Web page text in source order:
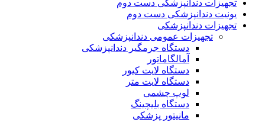
تجهیزات دندانپزشکی دست دوم
یونیت دندانپزشکی دست دوم
تجهیزات دندانپزشکی
تجهیزات عمومی دندانپزشکی
دستگاه جرمگیر دندانپزشکی
آمالگاماتور
دستگاه لایت کیور
دستگاه لایت متر
لوپ چشمی
دستگاه بلیچینگ
مانیتور پزشکی